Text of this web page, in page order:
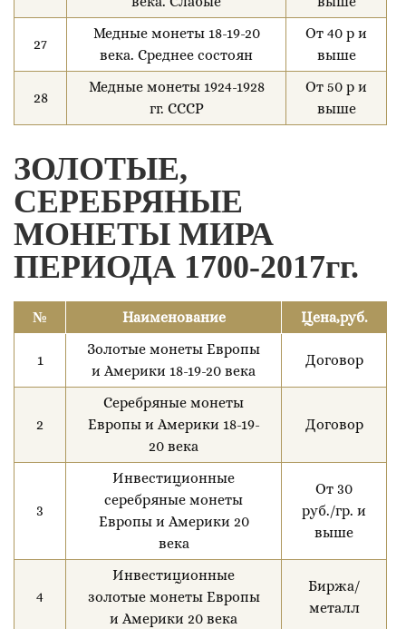
27
Медные монеты 18-19-20
века. Среднее состоян
От 40 р и
выше
28
Медные монеты 1924-1928
гг. СССР
От 50 р и
выше
ЗОЛОТЫЕ,
СЕРЕБРЯНЫЕ
МОНЕТЫ МИРА
ПЕРИОДА 1700-2017гг.
№ Наименование Цена,руб.
1
Золотые монеты Европы
и Америки 18-19-20 века
Договор
2
Серебряные монеты
Европы и Америки 18-19-
20 века
Договор
3
Инвестиционные
серебряные монеты
Европы и Америки 20
века
От 30
руб./гр. и
выше
4
Инвестиционные
золотые монеты Европы
и Америки 20 века
Биржа/
металл